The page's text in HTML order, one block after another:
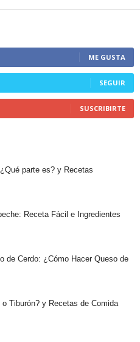
ME GUSTA
SEGUIR
SUSCRIBIRTE
parte es? y Recetas
Receta Fácil e Ingredientes
de Cerdo: ¿Cómo Hacer Queso de
Tiburón? y Recetas de Comida